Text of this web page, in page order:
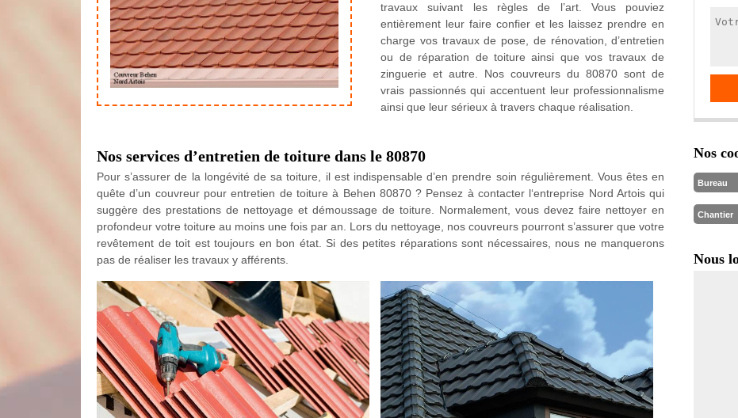
travaux suivant les règles de l’art. Vous pouviez
entièrement leur faire confier et les laissez prendre en
charge vos travaux de pose, de rénovation, d’entretien
ou de réparation de toiture ainsi que vos travaux de
zinguerie et autre. Nos couvreurs du 80870 sont de
vrais passionnés qui accentuent leur professionnalisme
ainsi que leur sérieux à travers chaque réalisation.
Nos services d’entretien de toiture dans le 80870
Pour s’assurer de la longévité de sa toiture, il est indispensable d’en prendre soin régulièrement. Vous êtes en
quête d’un couvreur pour entretien de toiture à Behen 80870 ? Pensez à contacter l‘entreprise Nord Artois qui
suggère des prestations de nettoyage et démoussage de toiture. Normalement, vous devez faire nettoyer en
profondeur votre toiture au moins une fois par an. Lors du nettoyage, nos couvreurs pourront s’assurer que votre
revêtement de toit est toujours en bon état. Si des petites réparations sont nécessaires, nous ne manquerons
pas de réaliser les travaux y afférents.
Nos
Bureau
Chantier
Nous